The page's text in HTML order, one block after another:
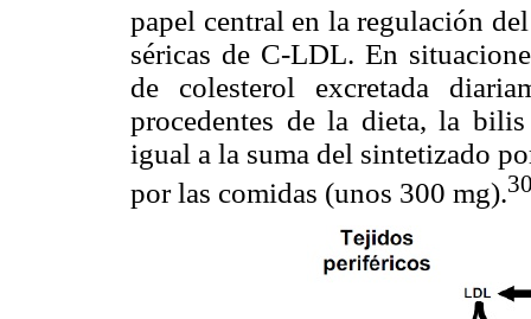
papel central en la regulación
séricas de C-LDL. En
de colesterol excretada
procedentes de la dieta, la
igual a la suma del sintetizado
por las comidas (unos 300 mg).